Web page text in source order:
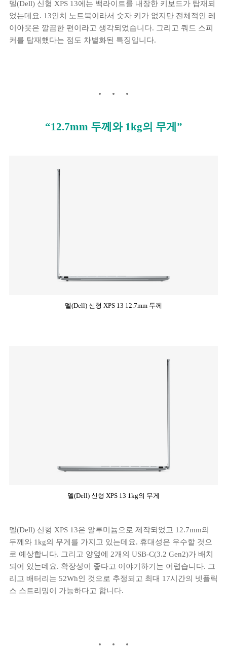
델(Dell) 신형 XPS 13에는 백라이트를 내장한 키보드가 탑재되
었는데요. 13인치 노트북이라서 숫자 키가 없지만 전체적인 레
이아웃은 깔끔한 편이라고 생각되었습니다. 그리고 쿼드 스피
커를 탑재했다는 점도 차별화된 특징입니다.
“12.7mm 두께와 1kg의 무게”
델(Dell) 신형 XPS 13 12.7mm 두께
델(Dell) 신형 XPS 13 1kg의 무게
델(Dell) 신형 XPS 13은 알루미늄으로 제작되었고 12.7mm의
두께와 1kg의 무게를 가지고 있는데요. 휴대성은 우수할 것으
로 예상합니다. 그리고 양옆에 2개의 USB-C(3.2 Gen2)가 배치
되어 있는데요. 확장성이 좋다고 이야기하기는 어렵습니다. 그
리고 배터리는 52Wh인 것으로 추정되고 최대 17시간의 넷플릭
스 스트리밍이 가능하다고 합니다.